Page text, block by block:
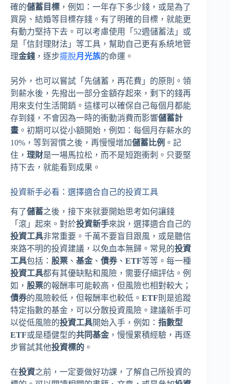
確的儲蓄目標 ，例如：一年存下多少錢，或是為了
買房、結婚等目標存錢。有了明確的目標，就能更
有動力堅持下去。可以考慮使用「52週儲蓄法」或
是「信封理財法」等工具，幫助自己更有系統地管
理金錢 ，逐步擺脫月光族的命運。
另外，也可以嘗試「先儲蓄，再花費」的原則。領
到薪水後，先撥出一部分金額存起來，剩下的錢再
用來支付生活開銷。這樣可以確保自己每個月都能
存到錢，不會因為一時的衝動消費而影響儲蓄計
畫 。初期可以從小額開始，例如：每個月存薪水的
10%，等到習慣之後，再慢慢增加儲蓄比例 。記
住， 理財是一場馬拉松，而不是短跑衝刺。只要堅
持下去，就能看到成果。
投資新手必看：選擇適合自己的投資工具
有了儲蓄之後，接下來就要開始思考如何讓錢
「滾」起來。對於投資新手來說，選擇適合自己的
投資工具非常重要。千萬不要盲目跟風，或是聽信
來路不明的投資建議，以免血本無歸。常見的投資
工具包括： 股票 、 基金 、 債券、 ETF等等。每一種
投資工具都有其優缺點和風險，需要仔細評估。例
如， 股票的報酬率可能較高，但風險也相對較大；
債券的風險較低，但報酬率也較低。 ETF則是追蹤
特定指數的基金，可以分散投資風險。建議新手可
以從低風險的投資工具開始入手，例如： 指數型
ETF或是穩健型的共同基金 ，慢慢累積經驗，再逐
步嘗試其他投資標的 。
在投資之前，一定要做好功課，了解自己所投資的